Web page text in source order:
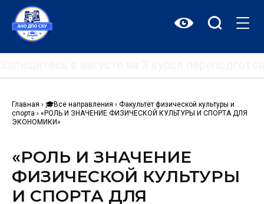
Перейти
содержимому
Главная › 🎓Все направления › Факультет физической культуры и
спорта › «РОЛЬ И ЗНАЧЕНИЕ ФИЗИЧЕСКОЙ КУЛЬТУРЫ И СПОРТА ДЛЯ
ЭКОНОМИКИ»
«РОЛЬ И ЗНАЧЕНИЕ
ФИЗИЧЕСКОЙ КУЛЬТУРЫ
И СПОРТА ДЛЯ